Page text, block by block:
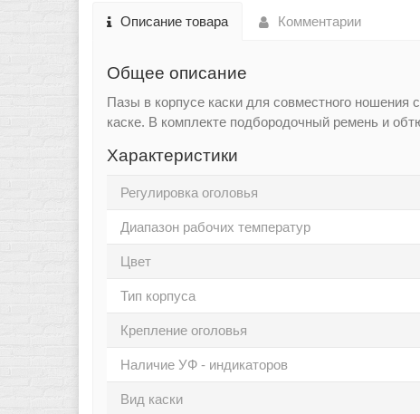
Описание товара Комментарии
Общее описание
Пазы в корпусе каски для совместного
каске. В комплекте подбородочный ремень и
Характеристики
Регулировка оголовья
Диапазон рабочих температур
Цвет
Тип корпуса
Крепление оголовья
Наличие УФ - индикаторов
Вид каски